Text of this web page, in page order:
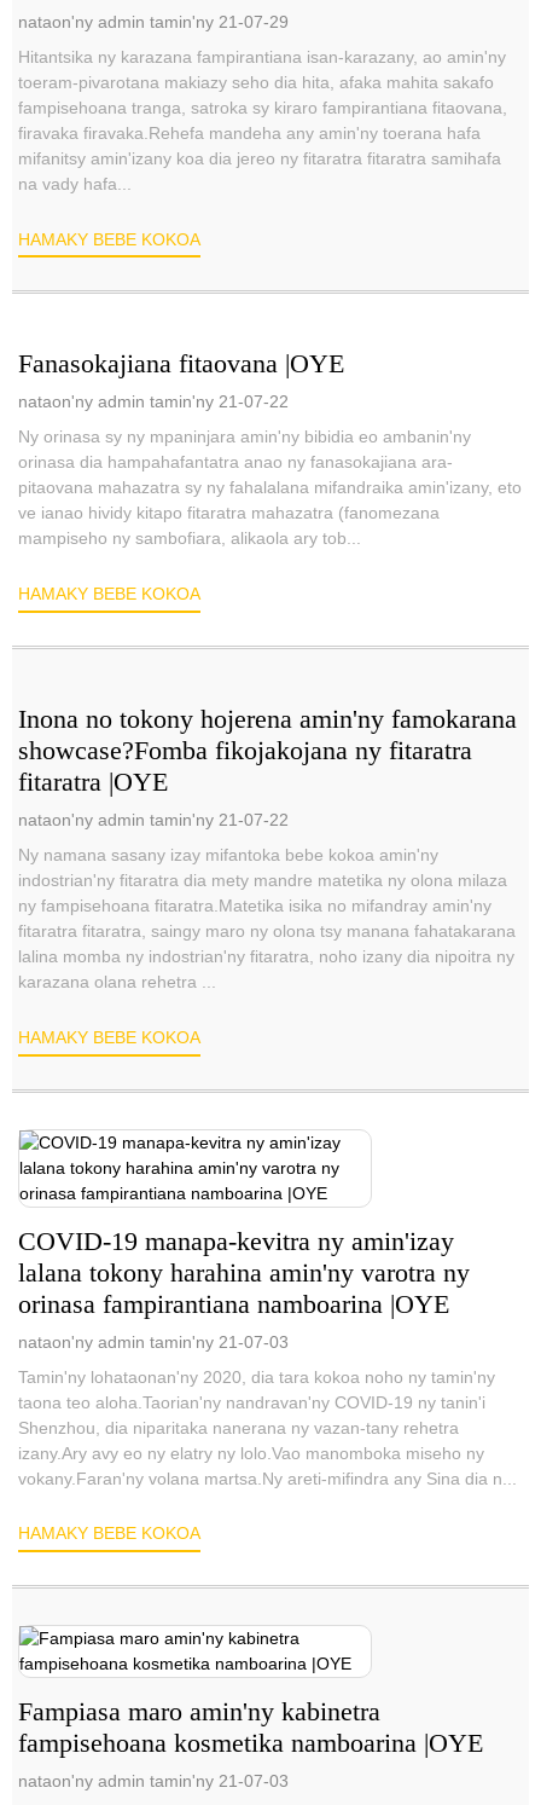
nataon'ny admin tamin'ny 21-07-29
Hitantsika ny karazana fampirantiana isan-karazany, ao amin'ny
toeram-pivarotana makiazy seho dia hita, afaka mahita sakafo
fampisehoana tranga, satroka sy kiraro fampirantiana fitaovana,
firavaka firavaka.Rehefa mandeha any amin'ny toerana hafa
mifanitsy amin'izany koa dia jereo ny fitaratra fitaratra samihafa
na vady hafa...
HAMAKY BEBE KOKOA
Fanasokajiana fitaovana |OYE
nataon'ny admin tamin'ny 21-07-22
Ny orinasa sy ny mpaninjara amin'ny bibidia eo ambanin'ny
orinasa dia hampahafantatra anao ny fanasokajiana ara-
pitaovana mahazatra sy ny fahalalana mifandraika amin'izany, eto
ve ianao hividy kitapo fitaratra mahazatra (fanomezana
mampiseho ny sambofiara, alikaola ary tob...
HAMAKY BEBE KOKOA
Inona no tokony hojerena amin'ny famokarana
showcase?Fomba fikojakojana ny fitaratra
fitaratra |OYE
nataon'ny admin tamin'ny 21-07-22
Ny namana sasany izay mifantoka bebe kokoa amin'ny
indostrian'ny fitaratra dia mety mandre matetika ny olona milaza
ny fampisehoana fitaratra.Matetika isika no mifandray amin'ny
fitaratra fitaratra, saingy maro ny olona tsy manana fahatakarana
lalina momba ny indostrian'ny fitaratra, noho izany dia nipoitra ny
karazana olana rehetra ...
HAMAKY BEBE KOKOA
COVID-19 manapa-kevitra ny amin'izay
lalana tokony harahina amin'ny varotra ny
orinasa fampirantiana namboarina |OYE
nataon'ny admin tamin'ny 21-07-03
Tamin'ny lohataonan'ny 2020, dia tara kokoa noho ny tamin'ny
taona teo aloha.Taorian'ny nandravan'ny COVID-19 ny tanin'i
Shenzhou, dia niparitaka nanerana ny vazan-tany rehetra
izany.Ary avy eo ny elatry ny lolo.Vao manomboka miseho ny
vokany.Faran'ny volana martsa.Ny areti-mifindra any Sina dia n...
HAMAKY BEBE KOKOA
Fampiasa maro amin'ny kabinetra
fampisehoana kosmetika namboarina |OYE
nataon'ny admin tamin'ny 21-07-03